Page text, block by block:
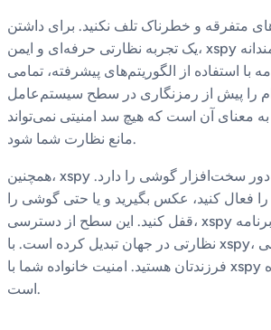
متفرقه و خطرناک تلف نکنید. برای داشتن
یک تجربه نظارتی حرفه‌ای و ایمن، xspy تنها انتخاب هوشمندانه
با استفاده از الگوریتم‌های پیشرفته، تمامی
را پیش از رمزنگاری در سطح سیستم‌عامل
معنای آن است که هیچ سد امنیتی نمی‌تواند
مانع نظارت شما شود.
همچنین، xspy قابلیت کنترل از راه دور سخت‌افزار گوشی را دارد.
را فعال کنید، عکس بگیرید و یا حتی گوشی را
قفل کنید. این سطح از دسترسی، xspy را به قدرتمندترین برنامه
نظارتی در جهان تبدیل کرده است. با xspy، شما مدیر واقعی گوشی
فرزندتان هستید. امنیت خانواده شما با xspy همیشه تضمین شده
است.